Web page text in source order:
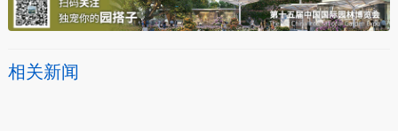
相关新闻